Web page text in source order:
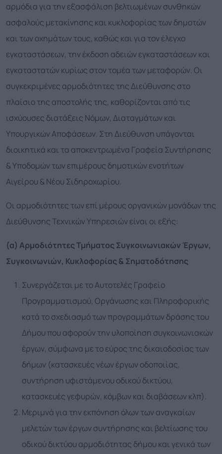
αρμόδια για την εξασφάλιση βελτιωμένων συνθηκών
ασφαλούς μετακίνησης και κυκλοφορίας των δημοτών
και των οχημάτων τους, καθώς και για τον έλεγχο
εγκαταστάσεων, την έκδοση αδειών εγκαταστάσεων και
εγκαταστατών κυρίως στον τομέα των μεταφορών. Οι
συγκεκριμένες αρμοδιότητες της Διεύθυνσης στο
πλαίσιο της αποστολής της, καθορίζονται από τις
ισχύουσες διατάξεις Νόμων, Διαταγμάτων και
Υπουργικών Αποφάσεων. Στη Διεύθυνση υπάγονται
διοικητικά και τα αποκεντρωμένα Γραφεία Συντήρησης
& Υποδομών των επιμέρους δημοτικών ενοτήτων
Αιγείρου & Νέου Σιδηροχωρίου.
Οι αρμοδιότητες των επί μέρους οργανικών μονάδων της
Διεύθυνσης Τεχνικών Υπηρεσιών είναι οι εξής:
(α) Αρμοδιότητες Τμήματος Συγκοινωνιακών Έργων,
Συγκοινωνιών, Κυκλοφορίας & Σηματοδότησης
Συνεργάζεται με το Αυτοτελές Γραφείο
Προγραμματισμού, Οργάνωσης και Πληροφορικής
κατά το σχεδιασμό των προγραμμάτων δράσης του
Δήμου που αφορούν την υλοποίηση συγκοινωνιακών
έργων, σύμφωνα με το εύρος της δικαιοδοσίας των
δήμων (κατασκευές νέων έργων οδοποιίας,
συντήρηση υφιστάμενου οδικού δικτύου,
κατασκευές γεφυρών, κόμβων και διαβάσεων κλπ).
Μεριμνά για την εκπόνηση όλων των αναγκαίων
μελετών των έργων συντήρησης και βελτίωσης του
οδικού δικτύου αρμοδιότητας δήμου και γενικά των